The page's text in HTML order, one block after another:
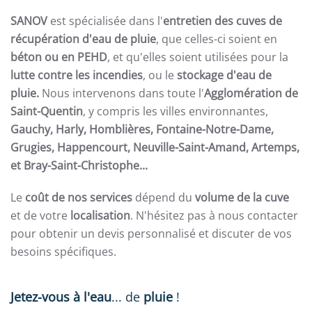
SANOV est spécialisée dans l'entretien des cuves de
récupération d'eau de pluie, que celles-ci soient en
béton ou en PEHD, et qu'elles soient utilisées pour la
lutte contre les incendies, ou le stockage d'eau de
pluie. Nous intervenons dans toute l'Agglomération de
Saint-Quentin, y compris les villes environnantes,
Gauchy, Harly, Homblières, Fontaine-Notre-Dame,
Grugies, Happencourt, Neuville-Saint-Amand, Artemps,
et Bray-Saint-Christophe...
Le coût de nos services dépend du volume de la cuve
et de votre localisation. N'hésitez pas à nous contacter
pour obtenir un devis personnalisé et discuter de vos
besoins spécifiques.
Jetez-vous à l'eau... de pluie !